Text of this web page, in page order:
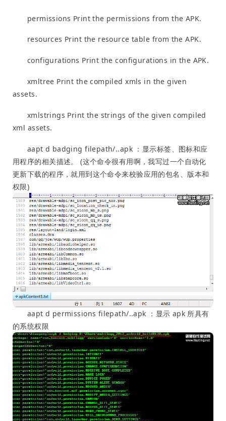
permissions Print the permissions from the APK.
resources Print the resource table from the APK.
configurations Print the configurations in the APK.
xmltree Print the compiled xmls in the given
assets.
xmlstrings Print the strings of the given compiled
xml assets.
aapt d badging filepath/..apk ：显示标签、图标和应
用程序的相关描述。 (这个命令很有用啊，我写过一个自动化
更新下载的程序，就用到这个命令来校验应用的包名、版本和
权限)
aapt d permissions filepath/..apk ：显示 apk 所具有
的系统权限